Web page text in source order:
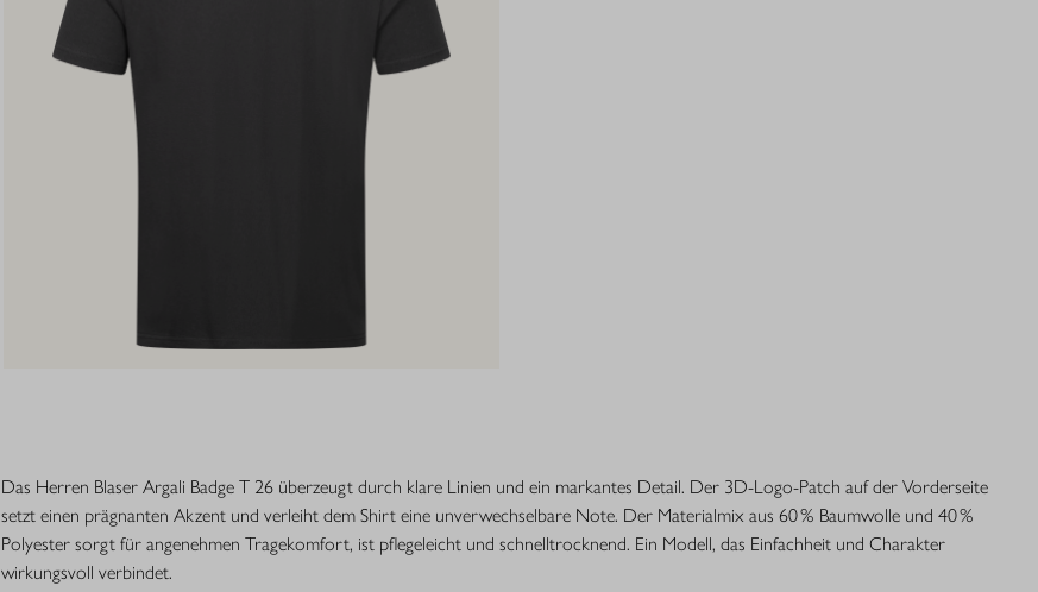
Das Herren Blaser Argali Badge T 26 überzeugt durch klare Linien und ein markantes Detail. Der 3D-Logo-Patch auf der Vorderseite
setzt einen prägnanten Akzent und verleiht dem Shirt eine unverwechselbare Note. Der Materialmix aus 60 % Baumwolle und 40 %
Polyester sorgt für angenehmen Tragekomfort, ist pflegeleicht und schnelltrocknend. Ein Modell, das Einfachheit und Charakter
wirkungsvoll verbindet.